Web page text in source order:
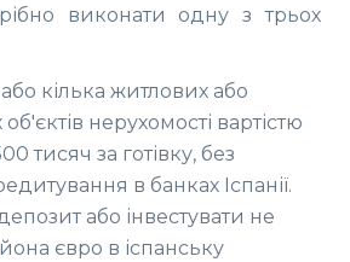
виконати одну з трьох
кілька житлових або
нерухомості вартістю
тисяч за готівку, без
в банках Іспанії.
або інвестувати не
євро в іспанську